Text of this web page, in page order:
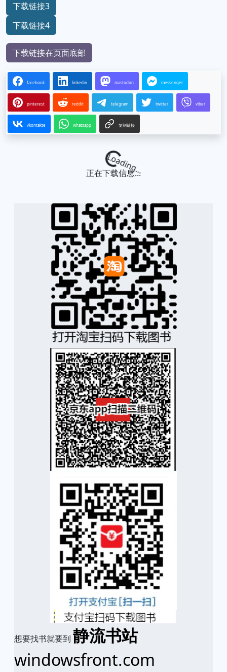
下载链接3
下载链接4
下载链接在页面底部
facebook linkedin mastodon messenger
pinterest reddit telegram twitter viber
vkontakte whatsapp 复制链接
Loading...
正在下载信息...
想要找书就要到 静流书站
windowsfront.com